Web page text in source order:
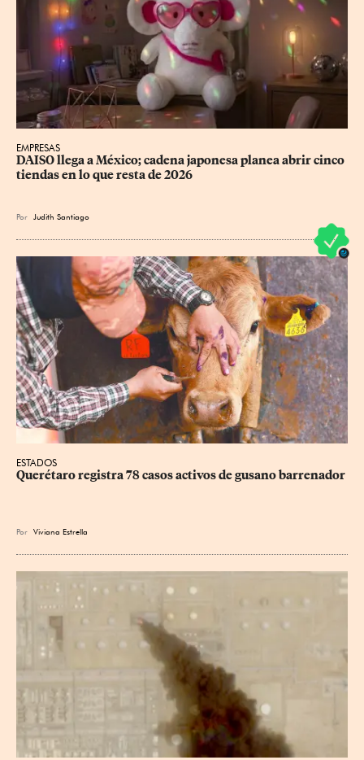
EMPRESAS
DAISO llega a México; cadena japonesa planea abrir cinco
tiendas en lo que resta de 2026
Por Judith Santiago
ESTADOS
Querétaro registra 78 casos activos de gusano barrenador
Por Viviana Estrella